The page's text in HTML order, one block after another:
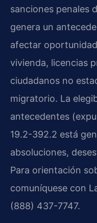
sanciones penales
genera un
afectar
vivienda, licencias
ciudadanos no
migratorio. La
antecedentes
19.2-392.2 está
absoluciones,
Para orientación
comuníquese con
(888) 437-7747.